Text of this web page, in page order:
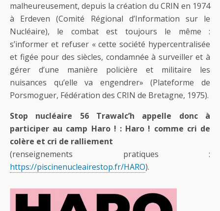
malheureusement, depuis la création du CRIN en 1974
à Erdeven (Comité Régional d’Information sur le
Nucléaire), le combat est toujours le même :
s’informer et refuser « cette société hypercentralisée
et figée pour des siècles, condamnée à surveiller et à
gérer d’une manière policière et militaire les
nuisances qu’elle va engendrer» (Plateforme de
Porsmoguer, Fédération des CRIN de Bretagne, 1975).
Stop nucléaire 56 Trawalc’h appelle donc à
participer au camp Haro ! : Haro ! comme cri de
colère et cri de ralliement
(renseignements pratiques :
https://piscinenucleairestop.fr/HARO).